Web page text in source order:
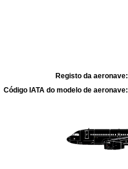
Registo da aeronave:
Código IATA do modelo de aeronave: